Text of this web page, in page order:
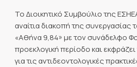
Το Διοικητικό Συμβούλιο της
αναίτια διακοπή της
«Αθήνα 9,84» με τον συνάδελφο
προεκλογική περίοδο και
για τις αντιδεοντολογικές